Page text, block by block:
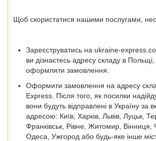
Щоб скористатися нашими послугами,
Зареєструватись на ukraine-
ви дізнаєтесь адресу складу в
оформляти замовлення.
Оформити замовлення на адресу
Express. Після того, як посилки
вони будуть відправлені в Україну за
адресою: Київ, Харків, Львів, Луцьк,
Франківськ, Рівне, Житомир, Вінниця,
Одеса, Ужгород або будь-яке інше